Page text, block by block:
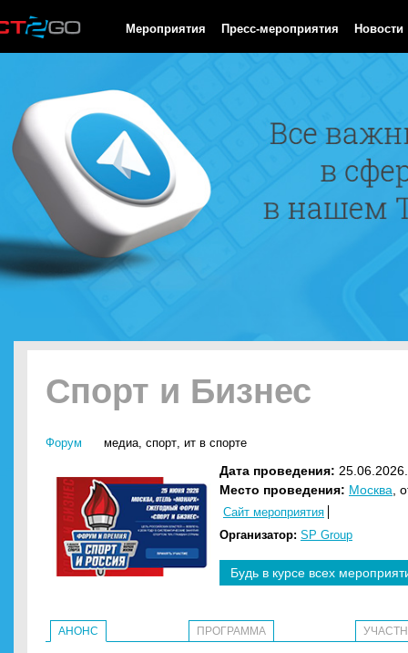
Мероприятия Пресс-мероприятия Новости
Спорт и Бизнес
Форум медиа, спорт, ит в спорте
Дата проведения:
Место проведения: Москва ,
Сайт мероприятия
Организатор: SP Group
Будь в курсе всех
АНОНС ПРОГРАММА